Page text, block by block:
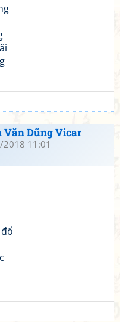
Văn Dũng Vicar
11:01